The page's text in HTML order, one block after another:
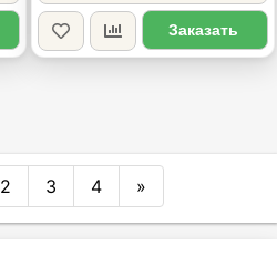
Заказать
2 3 4 »